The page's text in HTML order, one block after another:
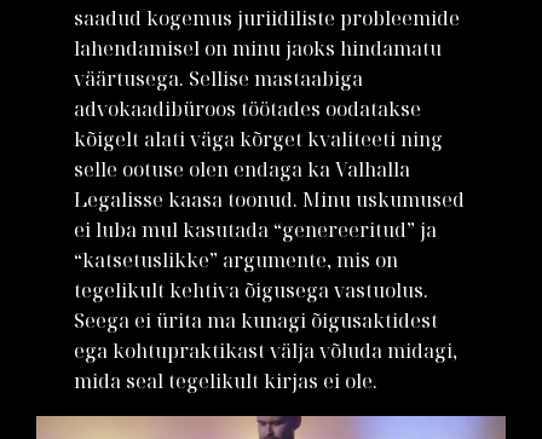
saadud kogemus juriidiliste probleemide
lahendamisel on minu jaoks hindamatu
väärtusega. Sellise mastaabiga
advokaadibüroos töötades oodatakse
kõigelt alati väga kõrget kvaliteeti ning
selle ootuse olen endaga ka Valhalla
Legalisse kaasa toonud. Minu uskumused
ei luba mul kasutada “genereeritud” ja
“katsetuslikke” argumente, mis on
tegelikult kehtiva õigusega vastuolus.
Seega ei ürita ma kunagi õigusaktidest
ega kohtupraktikast välja võluda midagi,
mida seal tegelikult kirjas ei ole.